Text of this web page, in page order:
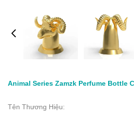
Animal Series Zamzk Perfume Bottle
Tên Thương Hiệu: